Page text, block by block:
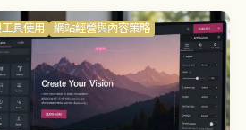
具使用 網站經營與內容策略